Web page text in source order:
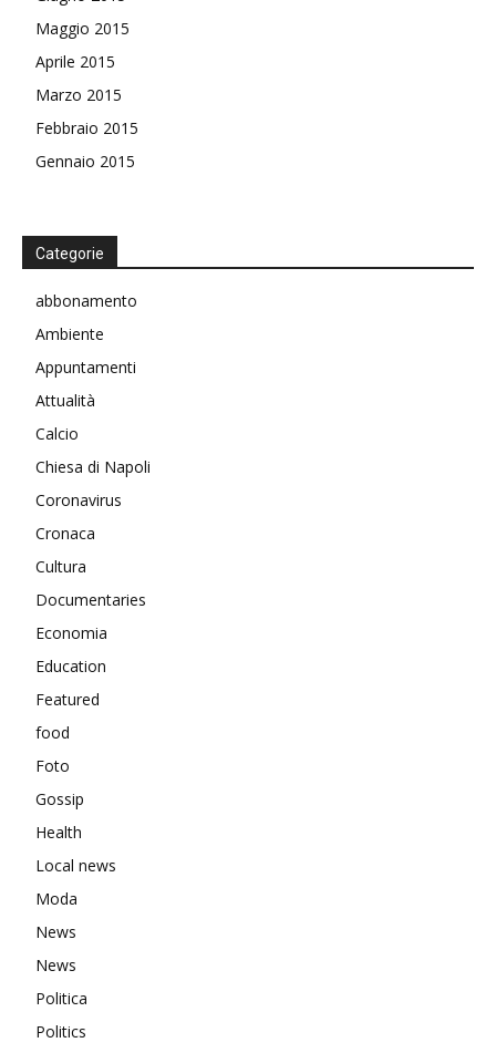
Maggio 2015
Aprile 2015
Marzo 2015
Febbraio 2015
Gennaio 2015
Categorie
abbonamento
Ambiente
Appuntamenti
Attualità
Calcio
Chiesa di Napoli
Coronavirus
Cronaca
Cultura
Documentaries
Economia
Education
Featured
food
Foto
Gossip
Health
Local news
Moda
News
News
Politica
Politics